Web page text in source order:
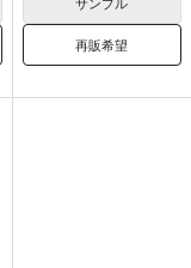
再販希望